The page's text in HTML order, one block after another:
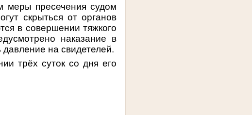
меры пресечения судом
скрыться от органов
в совершении тяжкого
наказание в
на свидетелей.
трёх суток со дня его